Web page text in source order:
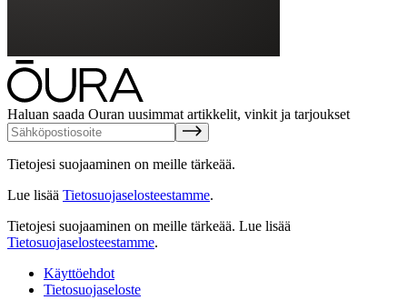
Haluan saada Ouran uusimmat artikkelit, vinkit ja tarjoukset
Tietojesi suojaaminen on meille tärkeää.
Lue lisää Tietosuojaselosteestamme.
Tietojesi suojaaminen on meille tärkeää. Lue lisää
Tietosuojaselosteestamme.
Käyttöehdot
Tietosuojaseloste